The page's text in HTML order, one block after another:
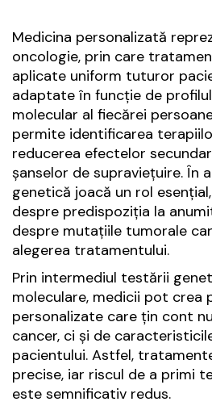
Medicina personalizată
oncologie, prin care
aplicate uniform tuturor
adaptate în funcție de
molecular al fiecărei
permite identificarea
reducerea efectelor
șanselor de supraviețuire. În
genetică joacă un rol
despre predispoziția la
despre mutațiile tumorale
alegerea tratamentului.
Prin intermediul testării
moleculare, medicii pot crea
personalizate care țin cont
cancer, ci și de
pacientului. Astfel,
precise, iar riscul de a primi
este semnificativ redus.